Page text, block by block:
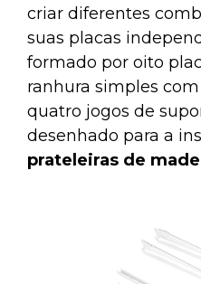
criar diferentes
suas placas
formado por oito
ranhura simples
quatro jogos de
desenhado para a
prateleiras de